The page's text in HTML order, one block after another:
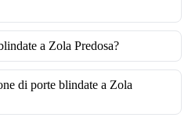
a Zola Predosa?
di porte blindate a Zola